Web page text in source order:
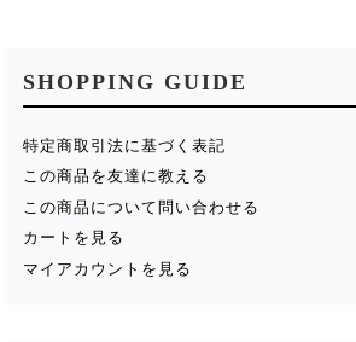
SHOPPING GUIDE
特定商取引法に基づく表記
この商品を友達に教える
この商品について問い合わせる
カートを見る
マイアカウントを見る